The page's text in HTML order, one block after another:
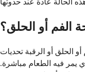
الفم أو الحلق؟
الحلق أو الرقبة تحديات
يمر فيه الطعام مباشرة.